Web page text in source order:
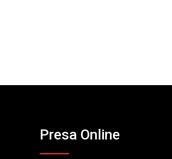
Presa Online